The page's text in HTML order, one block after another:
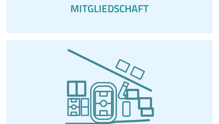
MITGLIEDSCHAFT